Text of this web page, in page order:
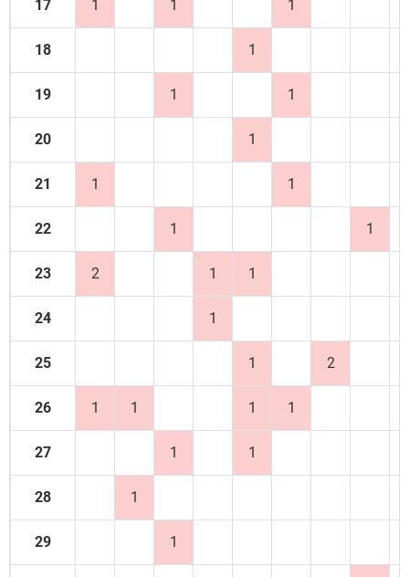
17 1 1 1
18 1
19 1 1
20 1
21 1 1
22 1 1
23 2 1 1
24 1
25 1 2
26 1 1 1 1
27 1 1
28 1
29 1